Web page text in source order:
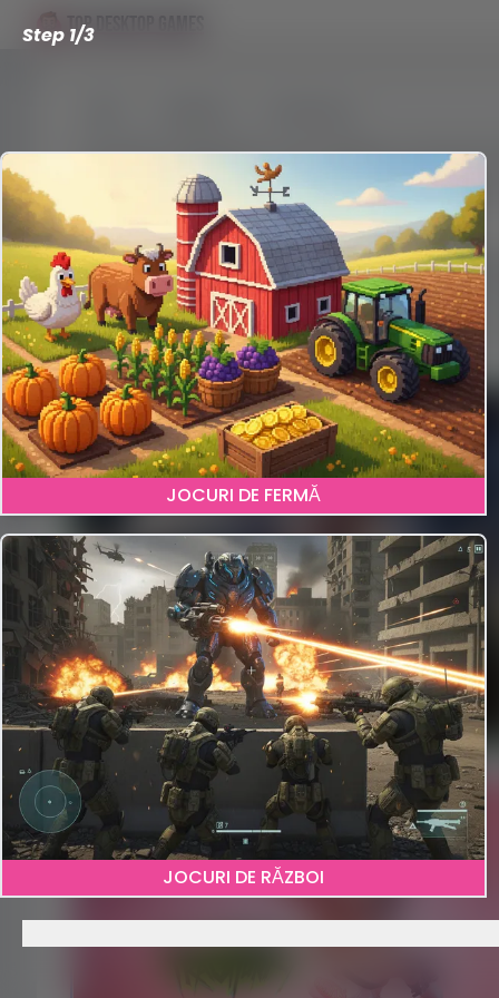
TOP DESKTOP GAMES
Jocurile multiplayer sunt despre a te lua
gașca de prieteni ori vrei să-ți testezi
momente de care nu te mai saturi.
Indiferent dacă ai chef de shootere,
cam în orice gen. Și partea cea mai tare?
să scoți portofelul. Orice stil de joc ai
1
2
Step 1/3
JOCURI DE FERMĂ
JOCURI DE RĂZBOI